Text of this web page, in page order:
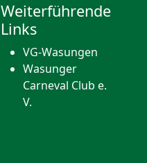
Weiterführende
Links
VG-Wasungen
Wasunger
Carneval Club e.
V.